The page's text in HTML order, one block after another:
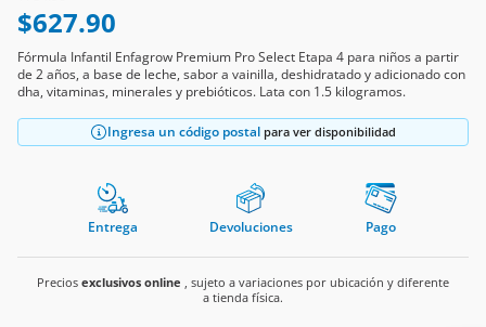
$627.90
Fórmula Infantil Enfagrow Premium Pro Select Etapa 4 para niños a partir
de 2 años, a base de leche, sabor a vainilla, deshidratado y adicionado con
dha, vitaminas, minerales y prebióticos. Lata con 1.5 kilogramos.
Ingresa un código postal para ver disponibilidad
Entrega Devoluciones Pago
Precios exclusivos online , sujeto a variaciones por ubicación y diferente
a tienda física.